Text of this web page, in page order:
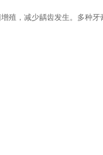
，减少龋齿发生。多种牙